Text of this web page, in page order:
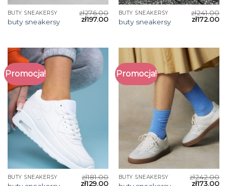
BUTY SNEAKERSY
buty sneakersy
zł276.00
zł197.00
BUTY SNEAKERSY
buty sneakersy
zł241.00
zł172.00
Promocja!
BUTY SNEAKERSY zł181.00
zł129.00
Promocja!
BUTY SNEAKERSY zł242.00
zł173.00